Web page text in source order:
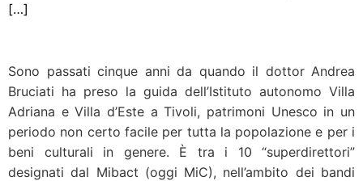
[…]
Sono passati cinque anni da quando il dottor Andrea
Bruciati ha preso la guida dell’Istituto autonomo Villa
Adriana e Villa d’Este a Tivoli, patrimoni Unesco in un
periodo non certo facile per tutta la popolazione e per i
beni culturali in genere. È tra i 10 “superdirettori”
designati dal Mibact (oggi MiC), nell’ambito dei bandi